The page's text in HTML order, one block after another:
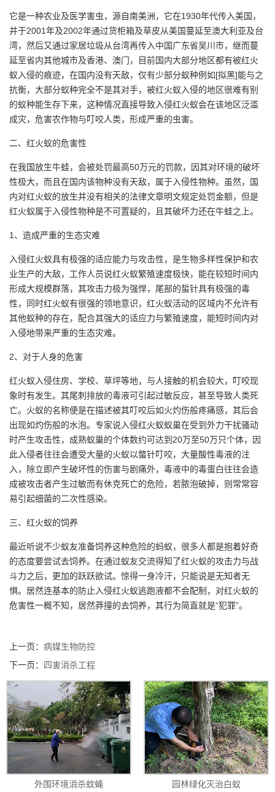
它是一种农业及医学害虫，源自南美洲，它在1930年代传入美国，
并于2001年及2002年通过货柜箱及草皮从美国蔓延至澳大利亚及台
湾，然后又通过家居垃圾从台湾再传入中国广东省吴川市，继而蔓
延至省内其他城市及香港、澳门，目前国内大部分地区都有被红火
蚁入侵的痕迹，在国内没有天敌，仅有少部分蚁种例如[拟黑]能与之
抗衡，大部分蚁种完全不是其对手，被红火蚁入侵的地区很难有别
的蚁种能生存下来，这种情况直接导致入侵红火蚁会在该地区泛滥
成灾，危害农作物与叮咬人类，形成严重的虫害。
二、红火蚁的危害性
在我国放生牛蛙，会被处罚最高50万元的罚款，因其对环境的破坏
性极大，而且在国内该物种没有天敌，属于入侵性物种。虽然，国
内对红火蚁的放生并没有相关的法律文章明文规定处罚金额，但是
红火蚁属于入侵性物种是不可置疑的，且其破坏力还在牛蛙之上。
1、造成严重的生态灾难
入侵红火蚁具有极强的适应能力与攻击性，是生物多样性保护和农
业生产的大敌，工作人员说红火蚁繁殖速度极快，能在较短时间内
形成大规模群落，其攻击力极为强悍，尾部的蜇针具有极强的毒
性，同时红火蚁有很强的领地意识，红火蚁活动的区域内不允许有
其他蚁种的存在，配合其强大的适应力与繁殖速度，能短时间内对
入侵地带来严重的生态灾难。
2、对于人身的危害
红火蚁入侵住房、学校、草坪等地，与人接触的机会较大，叮咬现
象时有发生。其尾刺排放的毒液可引起过敏反应，甚至导致人类死
亡。火蚁的名称便是在描述被其叮咬后如火灼伤般疼痛感，其后会
出现如灼伤般的水泡。专家说入侵红火蚁蚁巢在受到外力干扰骚动
时产生攻击性，成熟蚁巢的个体数约可达到20万至50万只个体，因
此入侵者往往会遭受大量的火蚁以螫针叮咬，大量酸性毒液的注
入，除立即产生破坏性的伤害与剧痛外，毒液中的毒蛋白往往会造
成被攻击者产生过敏而有休克死亡的危险，若脓泡破掉，则常常容
易引起细菌的二次性感染。
三、红火蚁的饲养
最近听说不少蚁友准备饲养这种危险的蚂蚁，很多人都是抱着好奇
的态度要尝试去饲养。在通过蚁友交流得知了红火蚁的攻击力与战
斗力之后，更加的跃跃欲试。惊得一身冷汗，只能说是无知者无
惧。居然连基本的防止入侵红火蚁逃跑液都不会配制，对红火蚁的
危害性一概不知，居然莽撞的去饲养，其行为简直就是“犯罪”。
上一页： 病媒生物防控
下一页：
四害消杀工程
外围环境消杀蚊蝇 园林绿化灭治白蚁